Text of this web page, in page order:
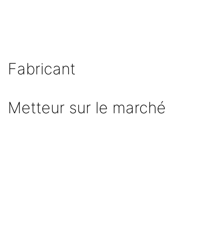
Fabricant
Metteur sur le marché